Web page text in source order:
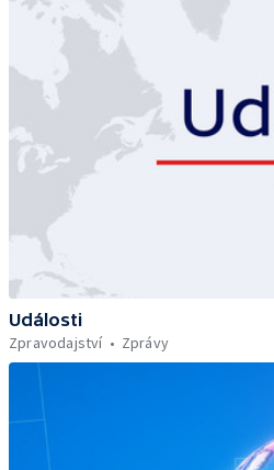
Události
Zpravodajství
Zprávy